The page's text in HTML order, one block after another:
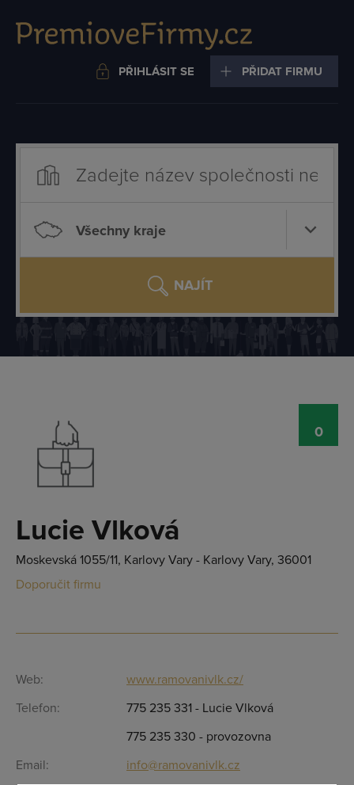
PŘIHLÁSIT SE PŘIDAT FIRMU
Všechny kraje
NAJÍT
Lucie Vlková
Moskevská 1055/11, Karlovy Vary - Karlovy Vary, 36001
Doporučit firmu
0
Web:
www.ramovanivlk.cz/
Telefon:
775 235 331 - Lucie Vlková
775 235 330 - provozovna
Email:
info@ramovanivlk.cz